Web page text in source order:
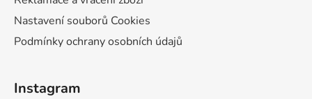
Nastavení souborů Cookies
Podmínky ochrany osobních údajů
Instagram